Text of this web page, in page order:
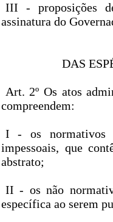
III - proposições
assinatura do
DAS
Art. 2º Os atos
compreendem:
I - os normativos
impessoais, que
abstrato;
II - os não
específica ao serem